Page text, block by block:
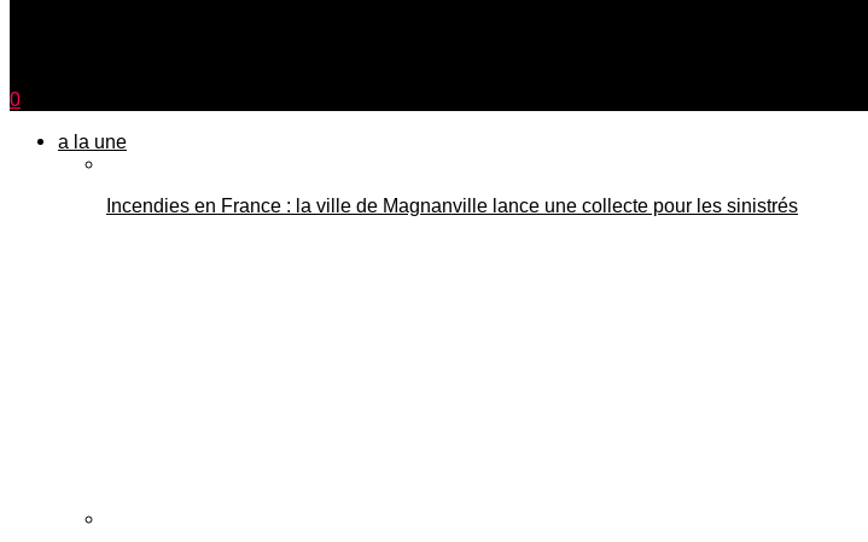
0
a la une
Incendies en France : la ville de Magnanville lance une collecte pour les sinistrés